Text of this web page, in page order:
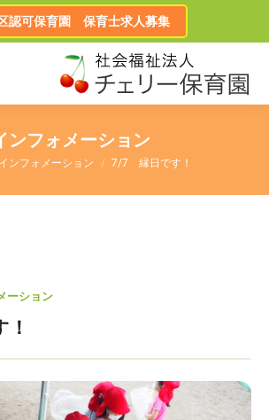
認可保育園 保育士求人募集
ンフォメーション
インフォメーション 7/7 縁日です！
ーション